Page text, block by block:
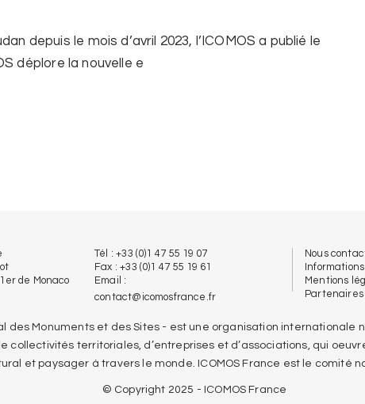
depuis le mois d’avril 2023, l’ICOMOS a publié le
déplore la nouvelle e
de Monaco
Tél : +33 (0)1 47 55 19 07
Fax : +33 (0)1 47 55 19 61
Email :
contact@icomosfrance.fr
Nous
Mentions
Partenaires
des Monuments et des Sites - est une organisation
collectivités territoriales, d’entreprises et d’associations, qui
et paysager à travers le monde. ICOMOS France est le comité
© Copyright 2025 - ICOMOS France